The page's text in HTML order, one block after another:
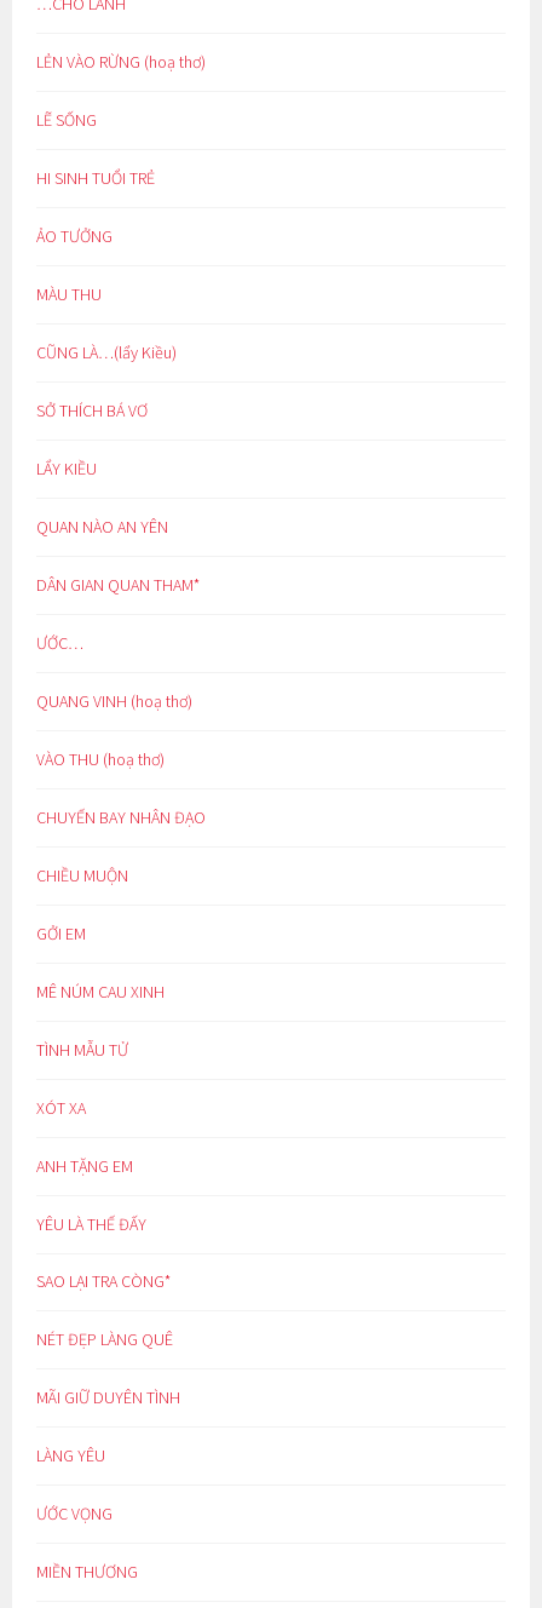
LẺN VÀO RỪNG (hoạ thơ)
LẼ SỐNG
HI SINH TUỔI TRẺ
ẢO TƯỞNG
MÀU THU
CŨNG LÀ…(lẩy Kiều)
SỞ THÍCH BÁ VƠ
LẨY KIỀU
QUAN NÀO AN YÊN
DÂN GIAN QUAN THAM*
ƯỚC…
QUANG VINH (hoạ thơ)
VÀO THU (hoạ thơ)
CHUYẾN BAY NHÂN ĐẠO
CHIỀU MUỘN
GỞI EM
MÊ NÚM CAU XINH
TÌNH MẪU TỬ
XÓT XA
ANH TẶNG EM
YÊU LÀ THẾ ĐẤY
SAO LẠI TRA CÒNG*
NÉT ĐẸP LÀNG QUÊ
MÃI GIỮ DUYÊN TÌNH
LÀNG YÊU
ƯỚC VỌNG
MIỀN THƯƠNG